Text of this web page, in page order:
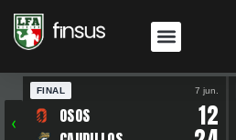
‹
FINAL 7 jun.
OSOS 12